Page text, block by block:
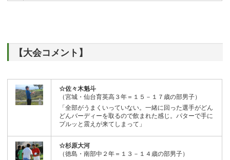
【大会コメント】
☆佐々木魁斗
（宮城・仙台育英高３年＝１５－１７歳の部男子）
「全部がうまくいっていない。一緒に回った選手がどん
どんバーディーを取るので飲まれた感じ。パターで手に
プルッと震えが来てしまって」
☆杉原大河
（徳島・南部中２年＝１３－１４歳の部男子）